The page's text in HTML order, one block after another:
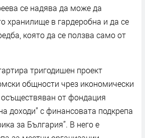
се надява да може да
хранилище в гардеробна и да се
която да се ползва само от
тригодишен проект
общности чрез икономически
осъществяван от фондация
доходи” с финансовата подкрепа
за България”. В него е